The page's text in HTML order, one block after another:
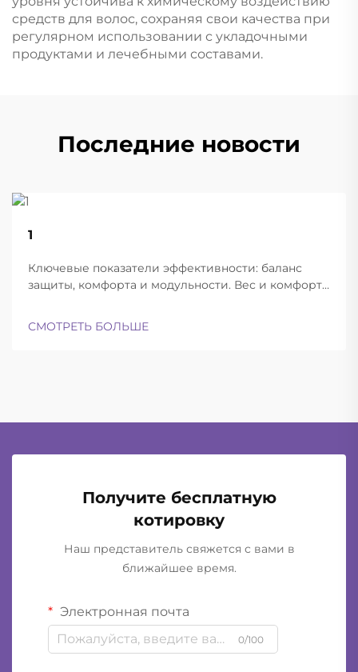
средств для волос, сохраняя свои качества при
регулярном использовании с укладочными
продуктами и лечебными составами.
Последние новости
1
Ключевые показатели эффективности: баланс
защиты, комфорта и модульности. Вес и комфорт
шлемы успешно находят баланс между
СМОТРЕТЬ БОЛЬШЕ
Получите бесплатную
котировку
Наш представитель свяжется с вами в
ближайшее время.
Электронная почта
0/100